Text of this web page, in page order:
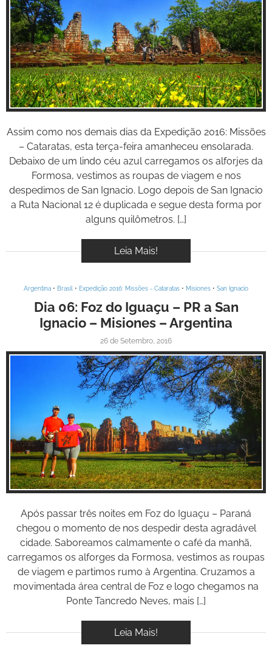
Inspire-se!
Assim como nos demais dias da Expedição 2016: Missões
– Cataratas, esta terça-feira amanheceu ensolarada.
Debaixo de um lindo céu azul carregamos os alforjes da
Formosa, vestimos as roupas de viagem e nos
despedimos de San Ignacio. Logo depois de San Ignacio
a Ruta Nacional 12 é duplicada e segue desta forma por
alguns quilômetros. […]
Leia Mais!
Argentina • Brasil • Expedição 2016: Missões - Cataratas • Misiones • San Ignacio
Dia 06: Foz do Iguaçu – PR a San
Ignacio – Misiones – Argentina
26 de Setembro, 2016
Inspire-se!
Após passar três noites em Foz do Iguaçu – Paraná
chegou o momento de nos despedir desta agradável
cidade. Saboreamos calmamente o café da manhã,
carregamos os alforges da Formosa, vestimos as roupas
de viagem e partimos rumo à Argentina. Cruzamos a
movimentada área central de Foz e logo chegamos na
Ponte Tancredo Neves, mais […]
Leia Mais!